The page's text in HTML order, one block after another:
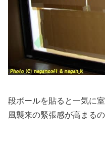
段ボールを貼ると一気に
風襲来の緊張感が高まるの